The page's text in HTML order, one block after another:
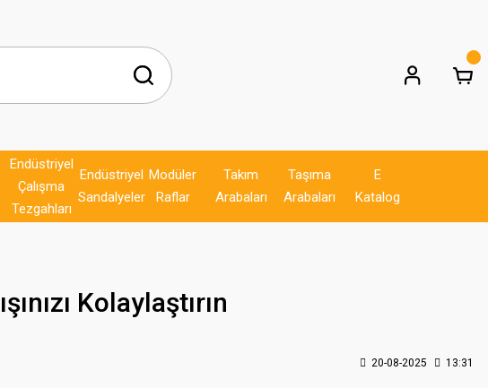
Endüstriyel
Çalışma
Tezgahları
Endüstriyel
Sandalyeler
Modüler
Raflar
Takım
Arabaları
Taşıma
Arabaları
E
Katalog
Kolaylaştırın
20-08-2025 13:31